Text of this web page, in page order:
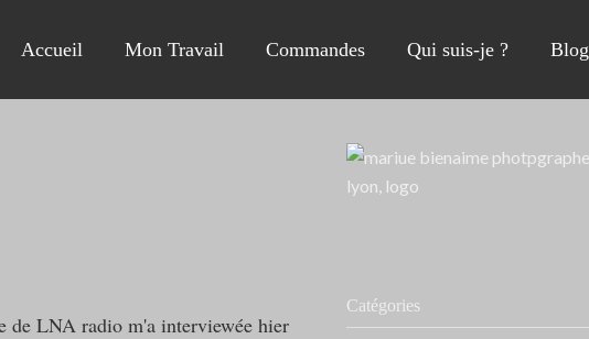
Accueil Mon Travail Commandes Qui suis-je ? Blog
de LNA radio m'a interviewée hier
Catégories